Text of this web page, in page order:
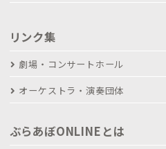
リンク集
劇場・コンサートホール
オーケストラ・演奏団体
ぶらあぼONLINEとは